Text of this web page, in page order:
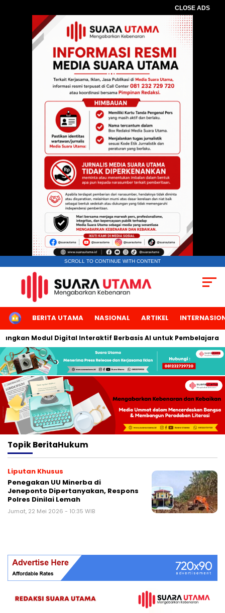
CLOSE ADS
SCROLL TO CONTINUE WITH CONTENT
HOMEBERITA UTAMA NASIONAL ARTIKEL
Modul Digital Interaktif Berbasis AI untuk Pembelajaran
TopikBeritaHukum
Liputan Khusus
Penegakan UU Minerba di
Jeneponto Dipertanyakan, Respons
Polres Dinilai Lemah
Jumat, 22 Mei 2026 - 10:35 WIB